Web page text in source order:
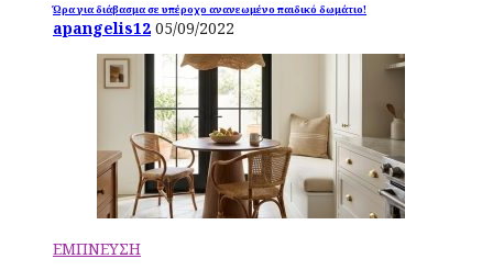
Ώρα για διάβασμα σε υπέροχο ανανεωμένο παιδικό δωμάτιο!
apangelis12 05/09/2022
ΕΜΠΝΕΥΣΗ